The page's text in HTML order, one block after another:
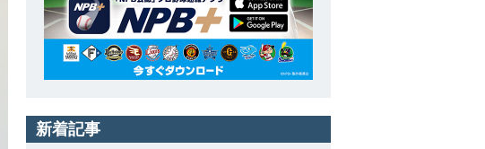
新着記事